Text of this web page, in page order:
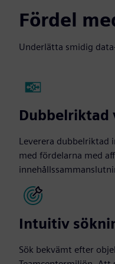
Fördel
Underlätta smidig
Dubbelriktad
Leverera dubbelriktad
med fördelarna med
Intuitiv
Sök bekvämt efter